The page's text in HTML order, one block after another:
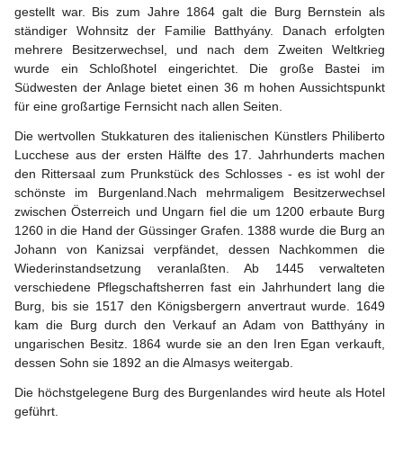
gestellt war. Bis zum Jahre 1864 galt die Burg Bernstein als
ständiger Wohnsitz der Familie Batthyány. Danach erfolgten
mehrere Besitzerwechsel, und nach dem Zweiten Weltkrieg
wurde ein Schloßhotel eingerichtet. Die große Bastei im
Südwesten der Anlage bietet einen 36 m hohen Aussichtspunkt
für eine großartige Fernsicht nach allen Seiten.
Die wertvollen Stukkaturen des italienischen Künstlers Philiberto
Lucchese aus der ersten Hälfte des 17. Jahrhunderts machen
den Rittersaal zum Prunkstück des Schlosses - es ist wohl der
schönste im Burgenland.Nach mehrmaligem Besitzerwechsel
zwischen Österreich und Ungarn fiel die um 1200 erbaute Burg
1260 in die Hand der Güssinger Grafen. 1388 wurde die Burg an
Johann von Kanizsai verpfändet, dessen Nachkommen die
Wiederinstandsetzung veranlaßten. Ab 1445 verwalteten
verschiedene Pflegschaftsherren fast ein Jahrhundert lang die
Burg, bis sie 1517 den Königsbergern anvertraut wurde. 1649
kam die Burg durch den Verkauf an Adam von Batthyány in
ungarischen Besitz. 1864 wurde sie an den Iren Egan verkauft,
dessen Sohn sie 1892 an die Almasys weitergab.
Die höchstgelegene Burg des Burgenlandes wird heute als Hotel
geführt.